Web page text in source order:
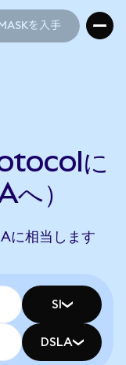
を入手
に
）
に相当します
SI
DSLA